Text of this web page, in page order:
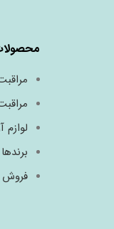
لوازم
برندها
فروش